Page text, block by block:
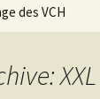
des VCH